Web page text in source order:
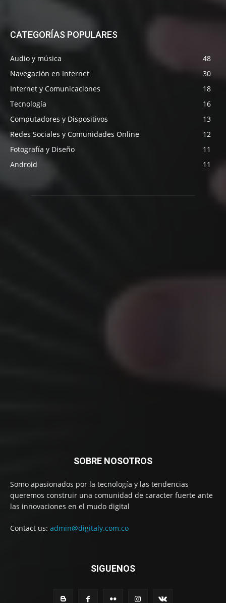
CATEGORÍAS POPULARES
Audio y música
48
Navegación en Internet
30
Internet y Comunicaciones
18
Tecnología
16
Computadores y Dispositivos
13
Redes Sociales y Comunidades Online
12
Fotografía y Diseño
11
Android
11
SOBRE NOSOTROS
Somo apasionados por la tecnología y las tendencias
queremos construir una comunidad de caracter fuerte ante
las innovaciones en el mudo digital
Contact us: admin@digitaly.com.co
SIGUENOS